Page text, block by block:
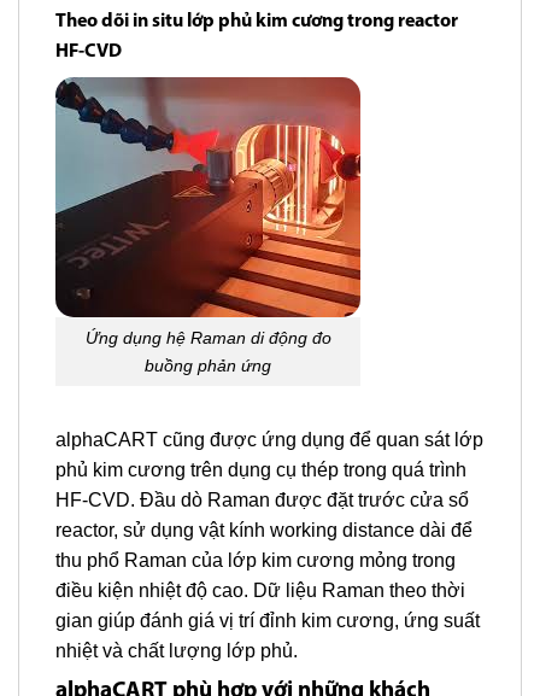
Theo dõi in situ lớp phủ kim cương trong reactor
HF-CVD
Ứng dụng hệ Raman di động đo
buồng phản ứng
alphaCART cũng được ứng dụng để quan sát lớp
phủ kim cương trên dụng cụ thép trong quá trình
HF-CVD. Đầu dò Raman được đặt trước cửa sổ
reactor, sử dụng vật kính working distance dài để
thu phổ Raman của lớp kim cương mỏng trong
điều kiện nhiệt độ cao. Dữ liệu Raman theo thời
gian giúp đánh giá vị trí đỉnh kim cương, ứng suất
nhiệt và chất lượng lớp phủ.